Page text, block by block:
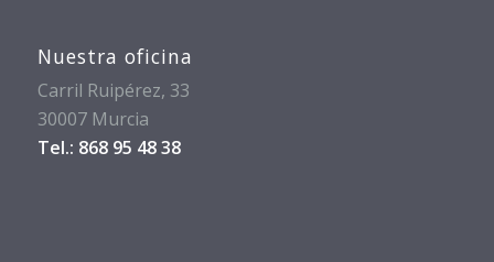
Nuestra oficina
Carril Ruipérez, 33
30007 Murcia
Tel.: 868 95 48 38